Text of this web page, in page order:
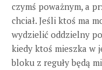
czymś poważnym, a
chciał. Jeśli ktoś ma
wydzielić oddzielny
kiedy ktoś mieszka w
bloku z reguły będą